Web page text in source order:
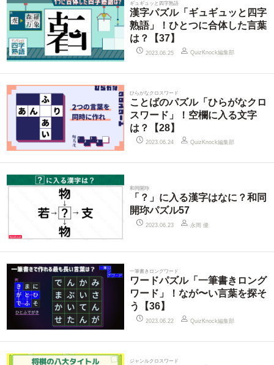
ギュギュッと四字熟語
漢字パズル「ギュギュッと四字
熟語」！ひとつに合体した言葉
は？【37】
2023.06.25 QuizKnock編集部
ひらがなクロスワード
ことばのパズル「ひらがなクロ
スワード」！空欄に入る文字
は？【28】
2023.06.24 QuizKnock編集部
和同開珎
「？」に入る漢字はなに？和同
開珎パズル57
2023.06.23 永岡 優
一筆書きロングワード
ワードパズル「一筆書きロング
ワード」！なが〜い言葉を探そ
う【36】
2023.06.22 QuizKnock編集部
ジャンルクロスワード